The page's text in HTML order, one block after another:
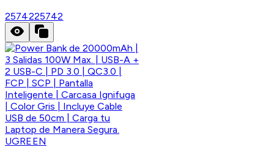
2574225742
UGREEN